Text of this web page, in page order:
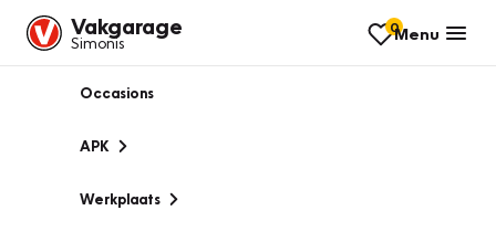
Vakgarage
Simonis
0Menu
Occasions
APK
Werkplaats